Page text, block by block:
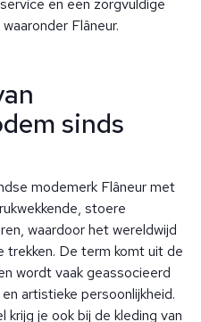
en een zorgvuldige
Flâneur.
sinds
modemerk Flâneur met
stoere
waardoor het wereldwijd
De term komt uit de
wordt vaak geassocieerd
artistieke persoonlijkheid.
je ook bij de kleding van